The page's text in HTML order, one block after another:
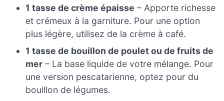
1 tasse de crème épaisse – Apporte richesse
et crémeux à la garniture. Pour une option
plus légère, utilisez de la crème à café.
1 tasse de bouillon de poulet ou de fruits de
mer – La base liquide de votre mélange. Pour
une version pescatarienne, optez pour du
bouillon de légumes.